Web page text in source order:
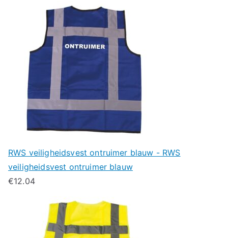
RWS veiligheidsvest ontruimer blauw - RWS
veiligheidsvest ontruimer blauw
€12.04